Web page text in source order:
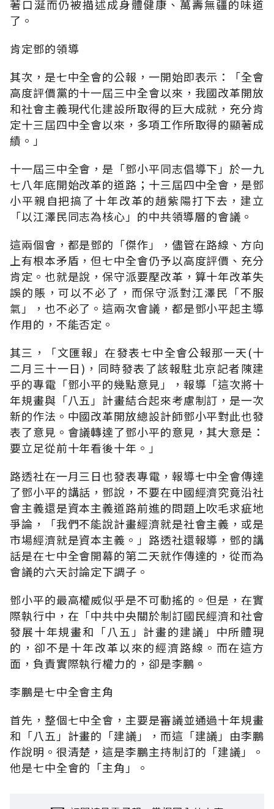
著口涎而仍被描述成身體健康、萬壽無疆的味道
了。
肯定鄧的領導
其次，是七中全會的公報，一開始即表示：「全會
高度評價黨的十一屆三中全會以來，我國改革開放
和社會主義現代化建設所取得的巨大成就，充分肯
定十三屆四中全會以來，多項工作所取得的顯著成
績。」
十一屆三中全會，是「鄧小平同志倡導下」於一九
七八年底開始改革的道路；十三屆四中全會，是鄧
小平親自把搞了十年改革的趙紫陽打下去，建立
「以江澤民同志為核心」的中共領導層的會議。
這兩個會，都是鄧的「傑作」，儘管在路線、方向
上有根本矛盾，但七中全會仍予以高度評價、充分
肯定。也就是說，保守派要壓改革，算十年改革失
誤的賬，可以不必了，而保守派對江澤民「不服
氣」，也不必了。這兩次會議，都是鄧小平起主導
作用的，不能否定。
其三，「文匯報」在發表七中全會公報那一天(十
二月三十一日)，同時發表了該報駐北京記者陳建
乎的專電「鄧小平的幾點意見」，報導「這次將十
年規畫與「八五」計畫結合起來考慮制訂，是一次
新的作法。中國改革開放總設計師鄧小平對此也發
表了意見。會議轉達了鄧小平的意見，其大意是：
要立足從前十年看後十年。」
路透社在一月三日也發表專電，報導七中全會傳達
了鄧小平的講話，鄧說，不要在中國經濟究竟沿社
會主義還是資本主義道路前進的問題上吹毛求疵地
爭論，「我們不能說計畫經濟就是社會主義，或是
市場經濟就是資本主義。」路透社還報導，鄧的講
話是在七中全會開幕的第二天就作傳達的，從而為
會議的六天討論定下調子。
鄧小平的最高權威似乎是不可動搖的。但是，在實
際執行中，在「中共中央關於制訂國民經濟和社會
發展十年規畫和「八五」計畫的建議」中所體現
的，卻不是十年改革以來的經濟路線。而在這方
面，負責實際執行權力的，卻是李鵬。
李鵬是七中全會主角
首先，整個七中全會，主要是審議並通過十年規畫
和「八五」計畫的「建議」，而這「建議」由李鵬
作說明。很清楚，這是李鵬主持制訂的「建議」。
他是七中全會的「主角」。